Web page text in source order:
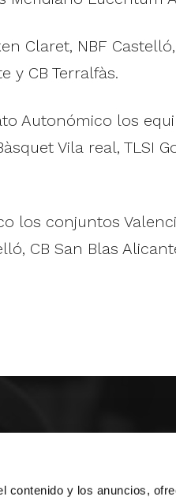
contenido y los anuncios,
Claret, NBF Castelló,
y CB Terralfàs.
Autonómico los
Vila real, TLSI
los conjuntos
CB San Blas